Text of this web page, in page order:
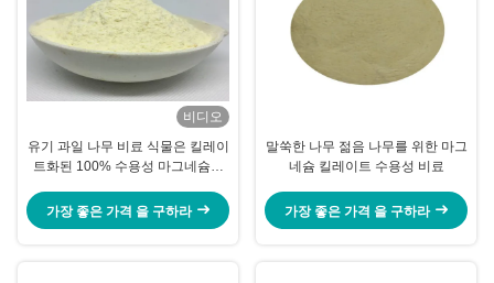
비디오
유기 과일 나무 비료 식물은 킬레이
트화된 100% 수용성 마그네슘의
가장 좋은 가격 을 구하라
말쑥한 나무 젊음 나무를 위한 마그
네슘 킬레이트 수용성 비료
가장 좋은 가격 을 구하라